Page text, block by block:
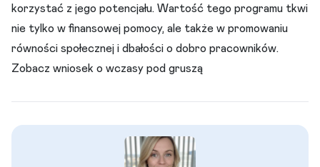
korzystać z jego potencjału. Wartość tego programu tkwi
nie tylko w finansowej pomocy, ale także w promowaniu
równości społecznej i dbałości o dobro pracowników.
Zobacz wniosek o wczasy pod gruszą